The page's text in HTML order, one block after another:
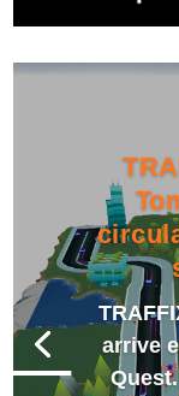
arrive